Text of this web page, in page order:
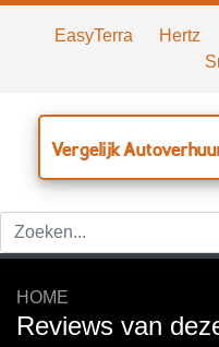
EasyTerra Hertz
Vergelijk
HOME
Reviews van